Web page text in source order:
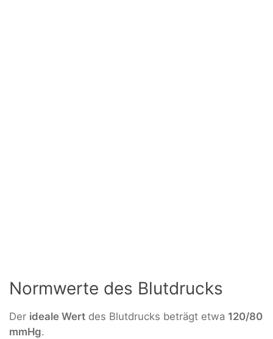
Normwerte des Blutdrucks
Der ideale Wert des Blutdrucks beträgt etwa 120/80
mmHg.